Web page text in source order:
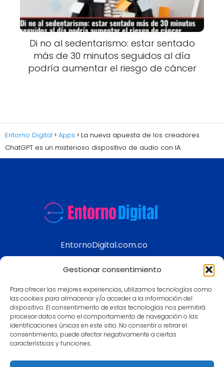
Gestionar consentimiento
Para ofrecer las mejores experiencias, utilizamos tecnologías como
las cookies para almacenar y/o acceder a la información del
dispositivo. El consentimiento de estas tecnologías nos permitirá
procesar datos como el comportamiento de navegación o las
identificaciones únicas en este sitio. No consentir o retirar el
consentimiento, puede afectar negativamente a ciertas
características y funciones.
Di no al sedentarismo: estar sentado
más de 30 minutos seguidos al día
podría aumentar el riesgo de cáncer
Entorno Digital Apps
La nueva apuesta de los creadores
ChatGPT es un misterioso dispositivo de audio con IA
EntornoDigital.com.co
modernos
Aviso legal
Política de Privacidad
Política de Cookies
Contacto